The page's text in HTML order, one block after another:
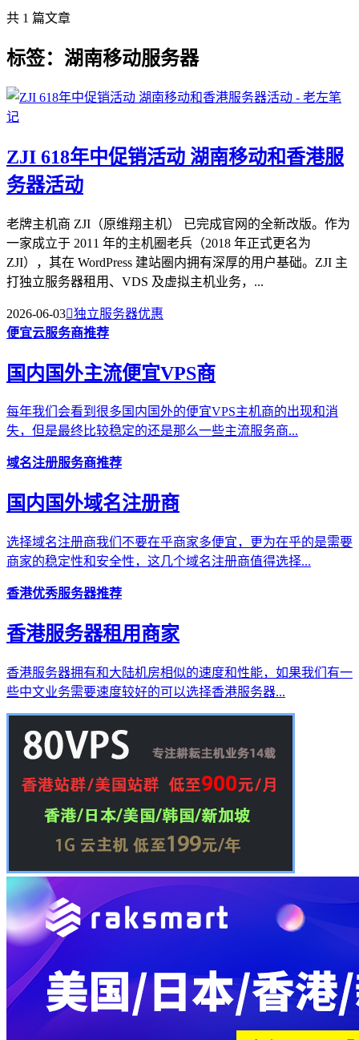
共 1 篇文章
标签：湖南移动服务器
ZJI 618年中促销活动 湖南移动和香港服
务器活动
老牌主机商 ZJI（原维翔主机）​ 已完成官网的全新改版。作为
一家成立于 2011 年的主机圈老兵（2018 年正式更名为
ZJI），其在 WordPress 建站圈内拥有深厚的用户基础。ZJI 主
打独立服务器租用、VDS 及虚拟主机业务，...
2026-06-03独立服务器优惠
便宜云服务商推荐
国内国外主流便宜VPS商
每年我们会看到很多国内国外的便宜VPS主机商的出现和消
失，但是最终比较稳定的还是那么一些主流服务商...
域名注册服务商推荐
国内国外域名注册商
选择域名注册商我们不要在乎商家多便宜，更为在乎的是需要
商家的稳定性和安全性，这几个域名注册商值得选择...
香港优秀服务器推荐
香港服务器租用商家
香港服务器拥有和大陆机房相似的速度和性能，如果我们有一
些中文业务需要速度较好的可以选择香港服务器...